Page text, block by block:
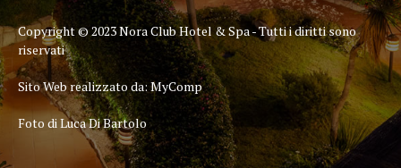
Copyright © 2023 Nora Club Hotel & Spa - Tutti i diritti sono
riservati
Sito Web realizzato da: MyComp
Foto di Luca Di Bartolo